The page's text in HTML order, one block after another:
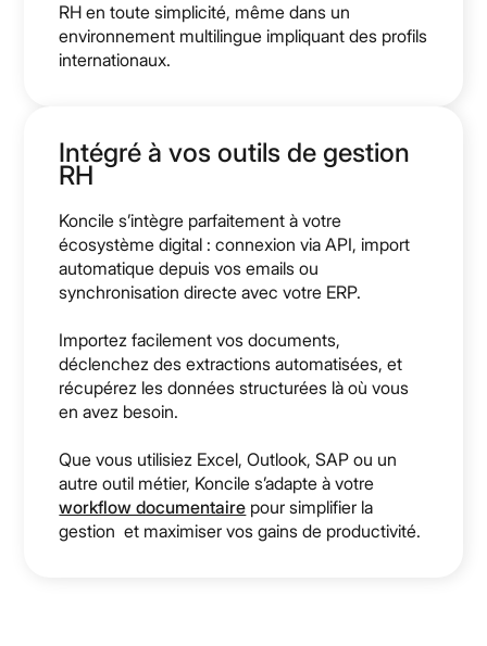
RH en toute simplicité, même dans un
environnement multilingue impliquant des profils
internationaux.
Intégré à vos outils de gestion
RH
Koncile s’intègre parfaitement à votre
écosystème digital : connexion via API, import
automatique depuis vos emails ou
synchronisation directe avec votre ERP.
Importez facilement vos documents,
déclenchez des extractions automatisées, et
récupérez les données structurées là où vous
en avez besoin.
Que vous utilisiez Excel, Outlook, SAP ou un
autre outil métier, Koncile s’adapte à votre
workflow documentaire pour simplifier la
gestion et maximiser vos gains de productivité.